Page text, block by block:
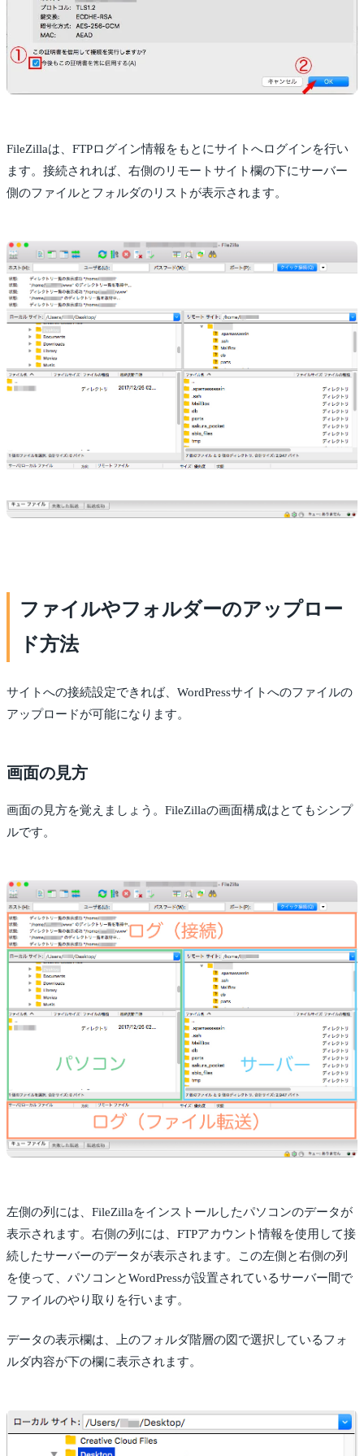
FileZillaは、FTPログイン情報をもとにサイトへログインを行い
ます。接続されれば、右側のリモートサイト欄の下にサーバー
側のファイルとフォルダのリストが表示されます。
ファイルやフォルダーのアップロー
ド方法
サイトへの接続設定できれば、WordPressサイトへのファイルの
アップロードが可能になります。
画面の見方
画面の見方を覚えましょう。FileZillaの画面構成はとてもシンプ
ルです。
左側の列には、FileZillaをインストールしたパソコンのデータが
表示されます。右側の列には、FTPアカウント情報を使用して接
続したサーバーのデータが表示されます。この左側と右側の列
を使って、パソコンとWordPressが設置されているサーバー間で
ファイルのやり取りを行います。
データの表示欄は、上のフォルダ階層の図で選択しているフォ
ルダ内容が下の欄に表示されます。